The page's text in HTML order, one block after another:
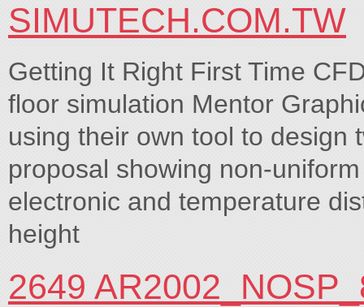
SIMUTECH.COM.TW
Getting It Right First Time
floor simulation Mentor
using their own tool to design
proposal showing non-
electronic and temperature
height
2649